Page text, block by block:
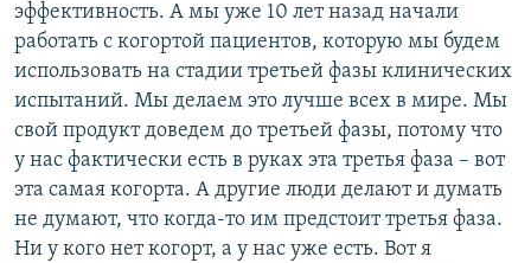
эффективность. А мы уже 10 лет назад начали
работать с когортой пациентов, которую мы будем
использовать на стадии третьей фазы клинических
испытаний. Мы делаем это лучше всех в мире. Мы
свой продукт доведем до третьей фазы, потому что
у нас фактически есть в руках эта третья фаза – вот
эта самая когорта. А другие люди делают и думать
не думают, что когда-то им предстоит третья фаза.
Ни у кого нет когорт, а у нас уже есть. Вот я